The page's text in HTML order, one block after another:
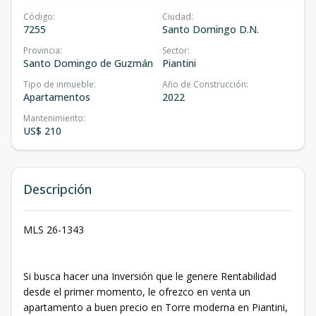
Código:
7255
Ciudad:
Santo Domingo D.N.
Provincia:
Santo Domingo de Guzmán
Sector:
Piantini
Tipo de inmueble:
Apartamentos
Año de Construcción:
2022
Mantenimiento:
US$ 210
Descripción
MLS 26-1343
Si busca hacer una Inversión que le genere Rentabilidad
desde el primer momento, le ofrezco en venta un
apartamento a buen precio en Torre moderna en Piantini,